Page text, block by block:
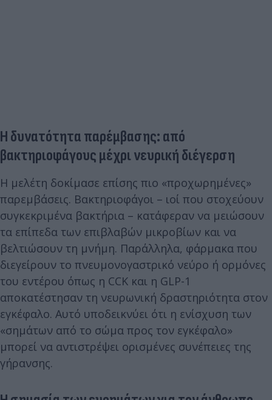
Η δυνατότητα παρέμβασης: από
βακτηριοφάγους μέχρι νευρική διέγερση
Η μελέτη δοκίμασε επίσης πιο «προχωρημένες»
παρεμβάσεις. Βακτηριοφάγοι – ιοί που στοχεύουν
συγκεκριμένα βακτήρια – κατάφεραν να μειώσουν
τα επίπεδα των επιβλαβών μικροβίων και να
βελτιώσουν τη μνήμη. Παράλληλα, φάρμακα που
διεγείρουν το πνευμονογαστρικό νεύρο ή ορμόνες
του εντέρου όπως η CCK και η GLP-1
αποκατέστησαν τη νευρωνική δραστηριότητα στον
εγκέφαλο. Αυτό υποδεικνύει ότι η ενίσχυση των
«σημάτων από το σώμα προς τον εγκέφαλο»
μπορεί να αντιστρέψει ορισμένες συνέπειες της
γήρανσης.